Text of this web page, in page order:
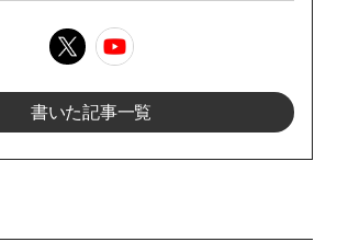
書いた記事一覧